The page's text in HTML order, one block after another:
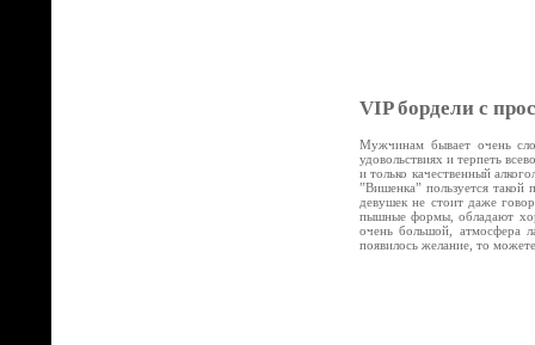
VIP бордели с
Мужчинам бывает очень
удовольствиях и терпеть
и только качественный
”Вишенка” пользуется
девушек не стоит даже
пышные формы, обладают
очень большой, атмосфера
появилось желание, то